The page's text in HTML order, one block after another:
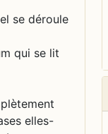
se déroule
qui se lit
elles-